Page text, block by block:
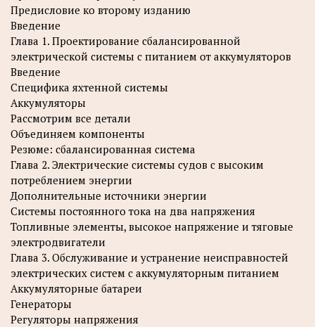
Предисловие ко второму изданию
Введение
Глава 1. Проектирование сбалансированной
электрической системы с питанием от аккумуляторов
Введение
Специфика яхтенной системы
Аккумуляторы
Рассмотрим все детали
Объединяем компоненты
Резюме: сбалансированная система
Глава 2. Электрические системы судов с высоким
потреблением энергии
Дополнительные источники энергии
Системы постоянного тока на два напряжения
Топливные элементы, высокое напряжение и тяговые
электродвигатели
Глава 3. Обслуживание и устранение неисправностей
электрических систем с аккумуляторным питанием
Аккумуляторные батареи
Генераторы
Регуляторы напряжения